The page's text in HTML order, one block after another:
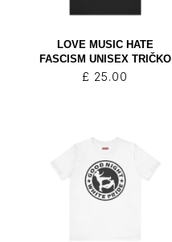
LOVE MUSIC HATE
FASCISM UNISEX TRIČKO
£ 25.00